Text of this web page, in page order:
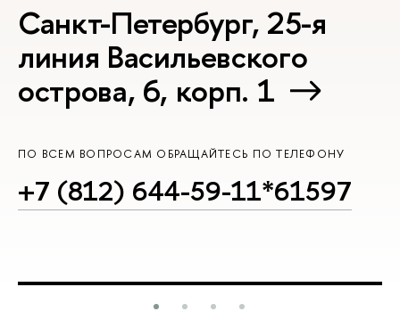
Санкт-Петербург, 25-я
линия Васильевского
острова, 6, корп. 1
ПО ВСЕМ ВОПРОСАМ ОБРАЩАЙТЕСЬ ПО ТЕЛЕФОНУ
+7 (812) 644-59-11*61597